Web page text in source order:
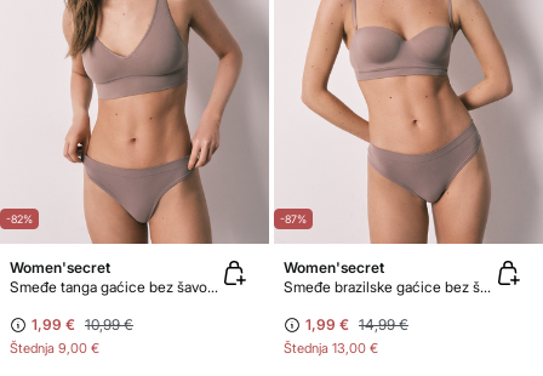
-82%
Women'secret
Smeđe tanga gaćice bez šavova
1,99 € 10,99 €
Štednja 9,00 €
-87%
Women'secret
Smeđe brazilske gaćice bez šavova
1,99 € 14,99 €
Štednja 13,00 €